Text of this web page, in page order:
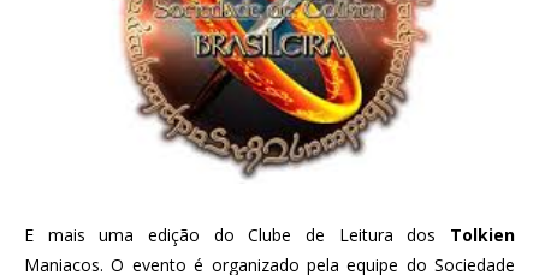
E mais uma edição do Clube de Leitura dos Tolkien
Maniacos. O evento é organizado pela equipe do Sociedade